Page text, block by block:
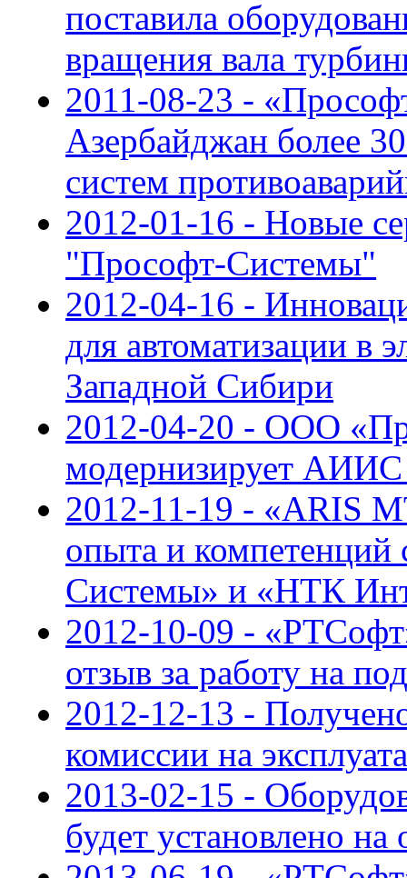
поставила
вращения вала
2011-08-23 -
Азербайджан более
систем
2012-01-16 - Новые
"Прософт-Системы"
2012-04-16 -
для автоматизации в
Западной Сибири
2012-04-20 - ООО
модернизирует
2012-11-19 - «ARIS
опыта и компетенций
Системы» и «НТК
2012-10-09 -
отзыв за работу на
2012-12-13 -
комиссии на
2013-02-15 -
будет установлено